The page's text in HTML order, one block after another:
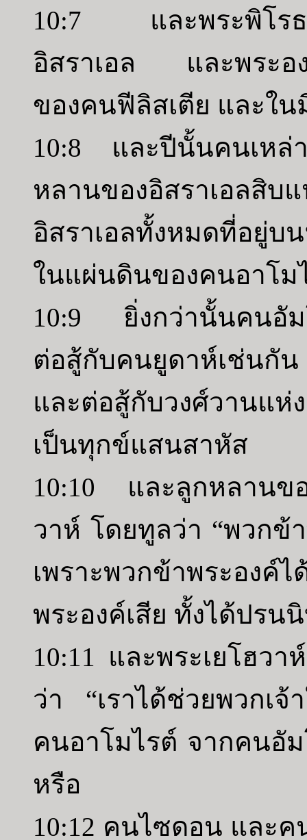
10:7 และพระพิโรธข
อิสราเอล และพระอง
ของคนฟีลิสเตีย และใ
10:8 และปีนั้นคนเหล่
หลานของอิสราเอ
อิสราเอลทั้งหมดที่อยู่บ
ในแผ่นดินของคนอาโม
10:9 ยิ่งกว่านั้นคนอัม
ต่อสู้กับคนยูดาห์เช่น
และต่อสู้กับวงศ์วานแห่
เป็นทุกข์แสนสาหัส
10:10 และลูกหลานขอ
วาห์ โดยทูลว่า “พวกข้
เพราะพวกข้าพระองค์
พระองค์เสีย ทั้งได้ปรน
10:11 และพระเยโฮว
ว่า “เราได้ช่วยพวกเ
คนอาโมไรต์ จากคนอั
หรือ
10:12 คนไซดอน และ